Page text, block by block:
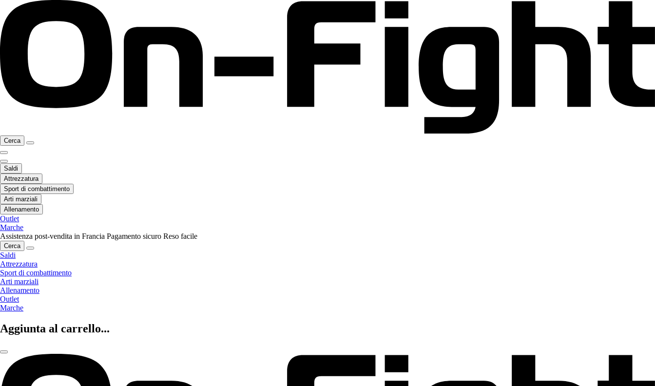
Cerca
Saldi
Attrezzatura
Sport di combattimento
Arti marziali
Allenamento
Outlet
Marche
Assistenza post-vendita in Francia Pagamento sicuro Reso facile
Cerca
Saldi
Attrezzatura
Sport di combattimento
Arti marziali
Allenamento
Outlet
Marche
Aggiunta al carrello...